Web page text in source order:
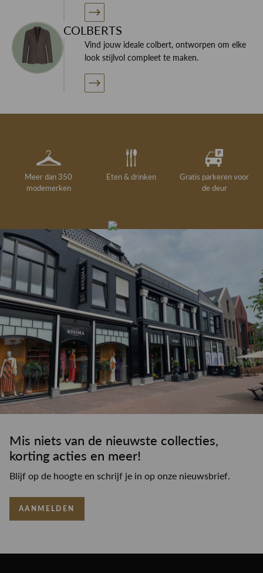
COLBERTS
Vind jouw ideale colbert, ontworpen om elke
look stijlvol compleet te maken.
Meer dan 350
modemerken
Eten & drinken
Gratis parkeren voor
de deur
drankje
Gratis retourneren in
de winkel
Deskundig
kledingadvies
winkeloppervlak
Mis niets van de nieuwste collecties,
korting acties en meer!
Blijf op de hoogte en schrijf je in op onze nieuwsbrief.
AANMELDEN